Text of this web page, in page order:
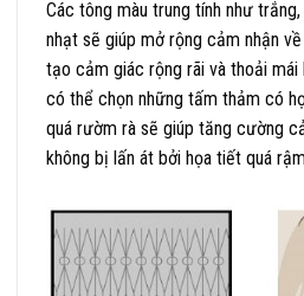
Các tông màu trung tính như
nhạt sẽ giúp mở rộng cảm nhận
tạo cảm giác rộng rãi và thoải mái
có thể chọn những tấm thảm có
quá rườm rà sẽ giúp tăng cường
không bị lấn át bởi họa tiết quá